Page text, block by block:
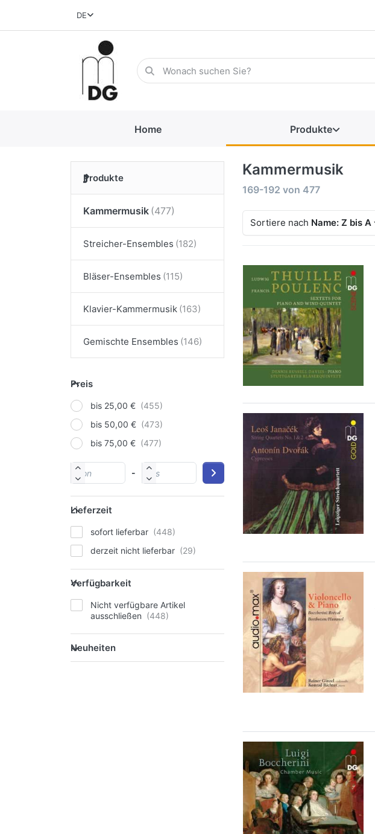
DE
Home Produkte
Produkte
Kammermusik
Streicher-Ensembles
Bläser-Ensembles
Klavier-Kammermusik
Gemischte Ensembles
Preis
bis 25,00 €
bis 50,00 €
bis 75,00 €
-
Lieferzeit
sofort lieferbar
derzeit nicht lieferbar
Verfügbarkeit
Nicht verfügbare Artikel
ausschließen
Neuheiten
Kammermusik
169-192 von 477
Sortiere nach Name: Z bis A